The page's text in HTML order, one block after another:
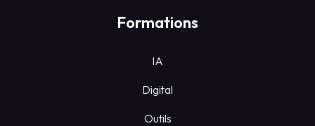
Formations
IA
Digital
Outils